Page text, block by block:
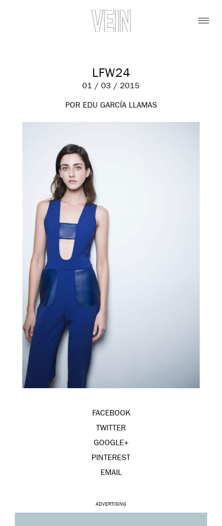
LFW24
01 / 03 / 2015
POR EDU GARCÍA LLAMAS
FACEBOOK
TWITTER
GOOGLE+
PINTEREST
EMAIL
ADVERTISING